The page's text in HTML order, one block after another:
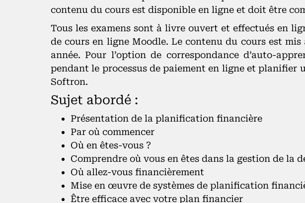
contenu du cours est disponible en ligne et doit être
Tous les examens sont à livre ouvert et effectués en
de cours en ligne Moodle. Le contenu du cours est
année. Pour l’option de correspondance d’auto-
pendant le processus de paiement en ligne et planifier
Softron.
Sujet abordé :
Présentation de la planification financière
Par où commencer
Où en êtes-vous ?
Comprendre où vous en êtes dans la gestion de la
Où allez-vous financièrement
Mise en œuvre de systèmes de planification
Être efficace avec votre plan financier